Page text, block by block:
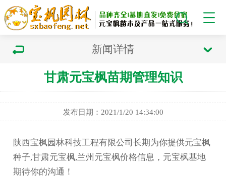
新闻详情
甘肃元宝枫苗期管理知识
发布日期：2021/1/20 14:34:00
陕西宝枫园林科技工程有限公司长期为你提供元宝枫
种子,甘肃元宝枫,兰州元宝枫价格信息，元宝枫基地
期待你的沟通！